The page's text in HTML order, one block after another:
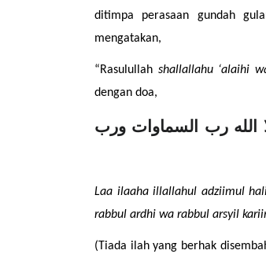
ditimpa perasaan gundah
mengatakan,
“Rasulullah shallallahu ‘alaihi
dengan doa,
Laa ilaaha illallahul adziimul
rabbul ardhi wa rabbul arsyil
(Tiada ilah yang berhak